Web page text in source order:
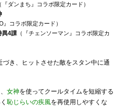
（『ダンまち』コラボ限定カード）
』コラボ限定カード）
異4課 （『チェンソーマン』コラボ限定カ
づき、ヒットさせた敵をスタン中に通
女神を使ってクールタイムを短縮する
恥じらいの疾風を再使用しやすくな